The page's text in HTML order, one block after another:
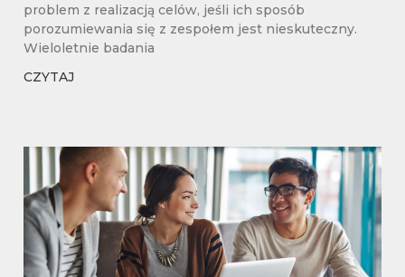
problem z realizacją celów, jeśli ich sposób
porozumiewania się z zespołem jest nieskuteczny.
Wieloletnie badania
CZYTAJ